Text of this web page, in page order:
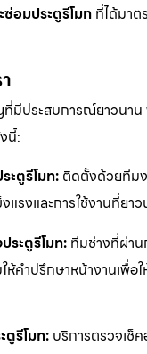
อมประตูรีโมท ที่ได้มาต
ที่มีประสบการณ์ยาวนาน
นี้:
ะตูรีโมท:ติดตั้งด้วยทีม
แรงและการใช้งานที่ยา
ระตูรีโมท: ทีมช่างที่ผ่าน
ห้คำปรึกษาหน้างานเพื่อ
ตูรีโมท: บริการตรวจเช็ค